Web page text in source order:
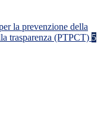
la prevenzione della
trasparenza (PTPCT) 5